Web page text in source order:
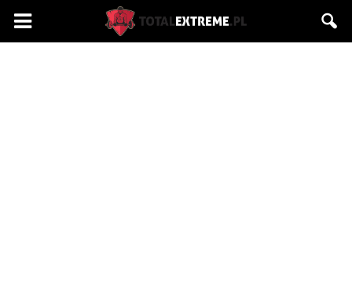
Totalextreme.pl